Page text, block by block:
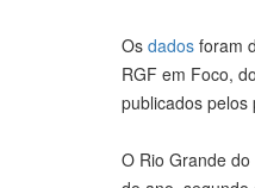
Os dados foram
RGF em Foco,
publicados pelos
O Rio Grande